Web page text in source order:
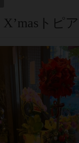
】X’masトピ